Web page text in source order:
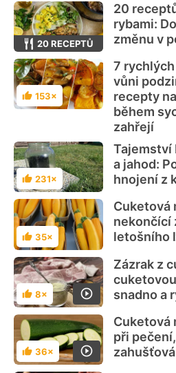
20 RECEPTŮ
20
rybami:
změnu v
Hodnocení
153×
7
vůni
recepty
během
zahřejí
Hodnocení
231×
Tajemství
a jahod:
hnojení z
Hodnocení
35×
Cuketová
nekončící
letošního
Hodnocení
8×
Zázrak z
snadno a
Hodnocení
36×
Cuketová
při